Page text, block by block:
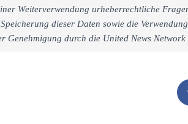
Weiterverwendung urheberrechtliche
dieser Daten sowie die
Genehmigung durch die United News Network